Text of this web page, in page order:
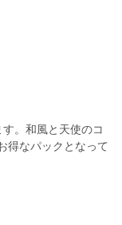
。和風と天使のコ
得なパックとなって